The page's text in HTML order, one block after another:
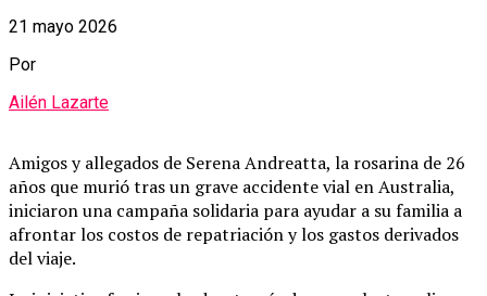
21 mayo 2026
Por
Ailén Lazarte
Amigos y allegados de Serena Andreatta, la rosarina de 26
años que murió tras un grave accidente vial en Australia,
iniciaron una campaña solidaria para ayudar a su familia a
afrontar los costos de repatriación y los gastos derivados
del viaje.